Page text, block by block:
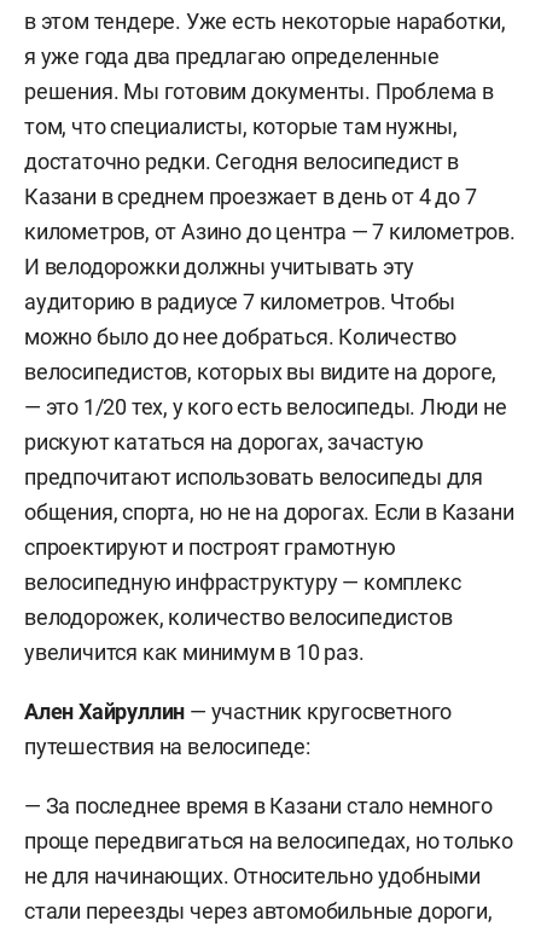
в этом тендере. Уже есть некоторые наработки,
я уже года два предлагаю определенные
решения. Мы готовим документы. Проблема в
том, что специалисты, которые там нужны,
достаточно редки. Сегодня велосипедист в
Казани в среднем проезжает в день от 4 до 7
километров, от Азино до центра — 7 километров.
И велодорожки должны учитывать эту
аудиторию в радиусе 7 километров. Чтобы
можно было до нее добраться. Количество
велосипедистов, которых вы видите на дороге,
— это 1/20 тех, у кого есть велосипеды. Люди не
рискуют кататься на дорогах, зачастую
предпочитают использовать велосипеды для
общения, спорта, но не на дорогах. Если в Казани
спроектируют и построят грамотную
велосипедную инфраструктуру — комплекс
велодорожек, количество велосипедистов
увеличится как минимум в 10 раз.
Ален Хайруллин — участник кругосветного
путешествия на велосипеде:
— За последнее время в Казани стало немного
проще передвигаться на велосипедах, но только
не для начинающих. Относительно удобными
стали переезды через автомобильные дороги,